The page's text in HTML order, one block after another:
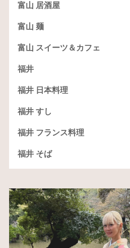
富山 居酒屋
富山 麺
富山 スイーツ＆カフェ
福井
福井 日本料理
福井 すし
福井 フランス料理
福井 そば